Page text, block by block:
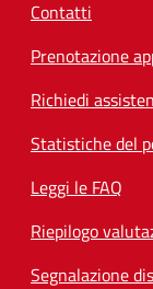
Contatti
Prenotazione
Richiedi
Statistiche del
Leggi le FAQ
Riepilogo
Segnalazione